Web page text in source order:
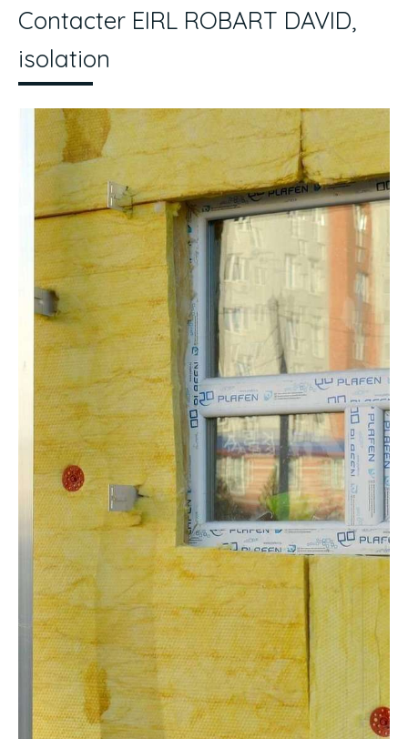
Contacter EIRL ROBART DAVID,
isolation